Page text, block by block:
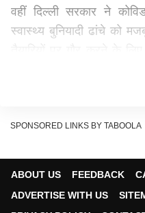
वहीं दिल्ली सरकार ने
स्वास्थ्य बुनियादी ढांचे को
आदेश के अनुसार, आईपी
SPONSORED LINKS BY TABOOLA
ABOUT US FEEDBACK
ADVERTISE WITH US